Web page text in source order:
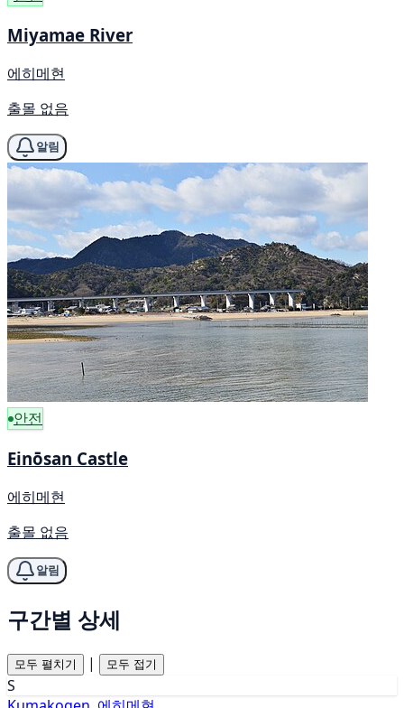
Miyamae River
에히메현
출몰 없음
알림
안전
Einōsan Castle
에히메현
출몰 없음
알림
구간별 상세
모두 펼치기 | 모두 접기
S